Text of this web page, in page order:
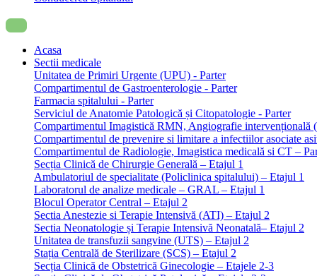
Acasa
Sectii medicale
Unitatea de Primiri Urgente (UPU) - Parter
Compartimentul de Gastroenterologie - Parter
Farmacia spitalului - Parter
Serviciul de Anatomie Patologică și Citopatologie - Parter
Compartimentul Imagistică RMN, Angiografie intervențională
Compartimentul de prevenire si limitare a infectiilor asociate
Compartimentul de Radiologie, Imagistica medicală si CT –
Secția Clinică de Chirurgie Generală – Etajul 1
Ambulatoriul de specialitate (Policlinica spitalului) – Etajul 1
Laboratorul de analize medicale – GRAL – Etajul 1
Blocul Operator Central – Etajul 2
Sectia Anestezie si Terapie Intensivă (ATI) – Etajul 2
Sectia Neonatologie și Terapie Intensivă Neonatală– Etajul 2
Unitatea de transfuzii sangvine (UTS) – Etajul 2
Stația Centrală de Sterilizare (SCS) – Etajul 2
Secția Clinică de Obstetrică Ginecologie – Etajele 2-3